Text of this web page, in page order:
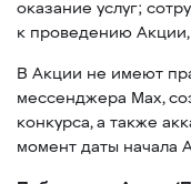
оказание услуг;
к проведению
В Акции не имеют
мессенджера Max,
конкурса, а также
момент даты начала